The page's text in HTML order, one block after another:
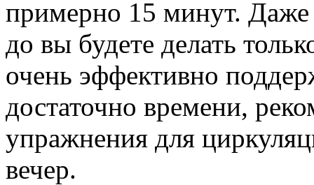
примерно 15 минут. Даже
до вы будете делать
очень эффективно
достаточно времени,
упражнения для
вечер.